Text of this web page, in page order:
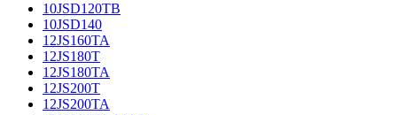
10JSD120TB
10JSD140
12JS160TA
12JS180T
12JS180TA
12JS200T
12JS200TA